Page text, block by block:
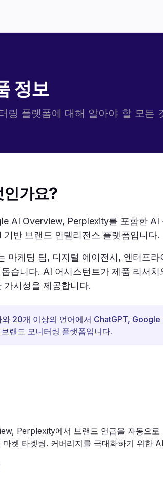
정보
링 플랫폼에 대해 알아야 할 모든
가요?
AI Overview, Perplexity를 포함한 AI
반 브랜드 인텔리전스 플랫폼입니다.
마케팅 팀, 디지털 에이전시, 엔터프
습니다. AI 어시스턴트가 제품 리서
시성을 제공합니다.
20개 이상의 언어에서 ChatGPT,
랜드 모니터링 플랫폼입니다.
Perplexity에서 브랜드 언급을 자동으로
켓 타겟팅. 커버리지를 극대화하기 위한